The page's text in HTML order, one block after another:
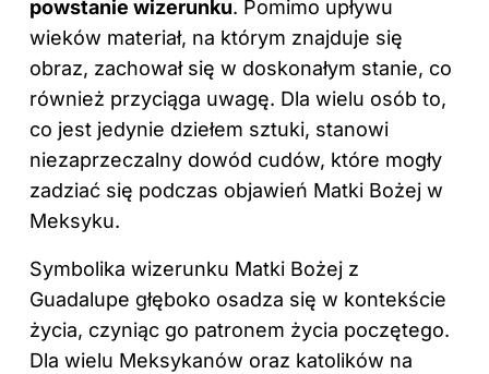
powstanie wizerunku. Pomimo upływu
wieków materiał, na którym znajduje się
obraz, zachował się w doskonałym stanie, co
również przyciąga uwagę. Dla wielu osób to,
co jest jedynie dziełem sztuki, stanowi
niezaprzeczalny dowód cudów, które mogły
zadziać się podczas objawień Matki Bożej w
Meksyku.
Symbolika wizerunku Matki Bożej z
Guadalupe głęboko osadza się w kontekście
życia, czyniąc go patronem życia poczętego.
Dla wielu Meksykanów oraz katolików na